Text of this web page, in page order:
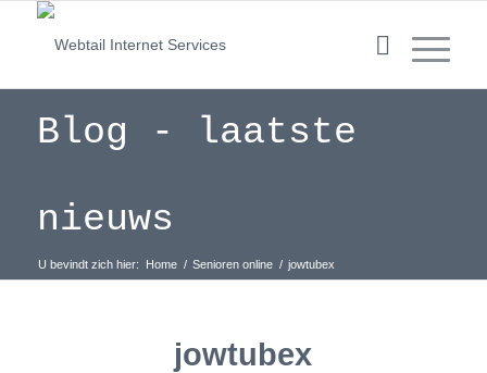
Blog - laatste
nieuws
U bevindt zich hier: Home / Senioren online / jowtubex
jowtubex